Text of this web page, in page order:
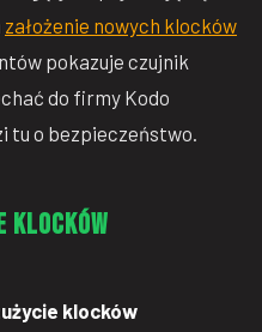
założenie nowych klocków
pokazuje czujnik
do firmy Kodo
tu o bezpieczeństwo.
klocków
klocków